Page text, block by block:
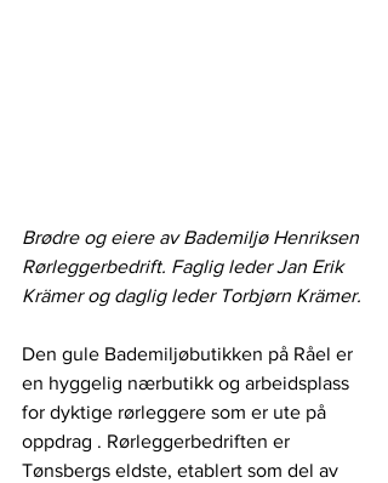
Brødre og eiere av Bademiljø Henriksen
Rørleggerbedrift. Faglig leder Jan Erik
Krämer og daglig leder Torbjørn Krämer.
Den gule Bademiljøbutikken på Råel er
en hyggelig nærbutikk og arbeidsplass
for dyktige rørleggere som er ute på
oppdrag . Rørleggerbedriften er
Tønsbergs eldste, etablert som del av